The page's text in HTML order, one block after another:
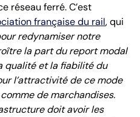
réseau ferré. C’est
française du rail, qui
redynamiser notre
la part du report modal
qualité et la fiabilité du
l’attractivité de ce mode
de marchandises.
doit avoir les